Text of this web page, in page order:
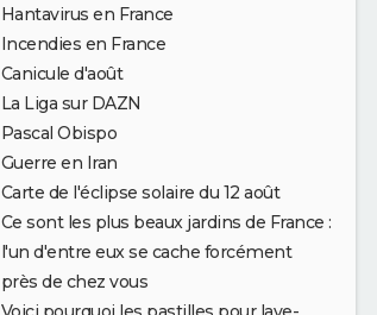
Hantavirus en France
Incendies en France
Canicule d'août
La Liga sur DAZN
Pascal Obispo
Guerre en Iran
Carte de l'éclipse solaire du 12 août
Ce sont les plus beaux jardins de France :
l'un d'entre eux se cache forcément
près de chez vous